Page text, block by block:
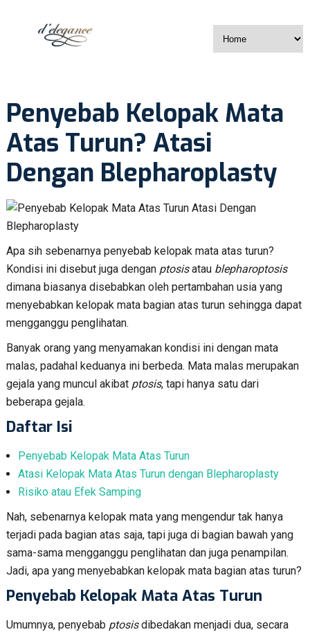
Penyebab Kelopak Mata
Atas Turun? Atasi
Dengan Blepharoplasty
Apa sih sebenarnya penyebab kelopak mata atas turun?
Kondisi ini disebut juga dengan ptosisatau blepharoptosis
dimana biasanya disebabkan oleh pertambahan usia yang
menyebabkan kelopak mata bagian atas turun sehingga dapat
mengganggu penglihatan.
Banyak orang yang menyamakan kondisi ini dengan mata
malas, padahal keduanya ini berbeda. Mata malas merupakan
gejala yang muncul akibat ptosis, tapi hanya satu dari
beberapa gejala.
Daftar Isi
Penyebab Kelopak Mata Atas Turun
Atasi Kelopak Mata Atas Turun dengan Blepharoplasty
Risiko atau Efek Samping
Nah, sebenarnya kelopak mata yang mengendur tak hanya
terjadi pada bagian atas saja, tapi juga di bagian bawah yang
sama-sama mengganggu penglihatan dan juga penampilan.
Jadi, apa yang menyebabkan kelopak mata bagian atas turun?
Penyebab Kelopak Mata Atas Turun
Umumnya, penyebab ptosisdibedakan menjadi dua, secara